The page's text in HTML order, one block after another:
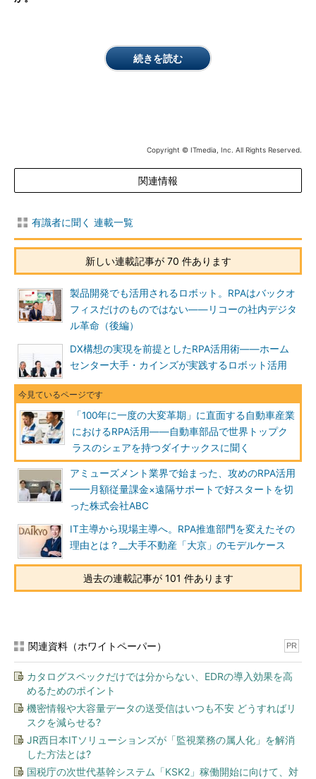
続きを読む
Copyright © ITmedia, Inc. All Rights Reserved.
関連情報
有識者に聞く 連載一覧
新しい連載記事が 70 件あります
製品開発でも活用されるロボット。RPAはバックオ
フィスだけのものではない――リコーの社内デジタ
ル革命（後編）
DX構想の実現を前提としたRPA活用術――ホーム
センター大手・カインズが実践するロボット活用
「100年に一度の大変革期」に直面する自動車産業
におけるRPA活用――自動車部品で世界トップク
ラスのシェアを持つダイナックスに聞く
アミューズメント業界で始まった、攻めのRPA活用
━━月額従量課金×遠隔サポートで好スタートを切
った株式会社ABC
IT主導から現場主導へ。RPA推進部門を変えたその
理由とは？__大手不動産「大京」のモデルケース
過去の連載記事が 101 件あります
関連資料（ホワイトペーパー） PR
カタログスペックだけでは分からない、EDRの導入効果を高
めるためのポイント
機密情報や大容量データの送受信はいつも不安 どうすればリ
スクを減らせる?
JR西日本ITソリューションズが「監視業務の属人化」を解消
した方法とは?
国税庁の次世代基幹システム「KSK2」稼働開始に向けて、対